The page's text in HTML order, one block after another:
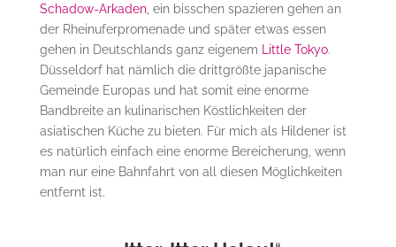
Schadow-Arkaden, ein bisschen spazieren gehen an
der Rheinuferpromenade und später etwas essen
gehen in Deutschlands ganz eigenem
Little Tokyo.
Düsseldorf hat nämlich die drittgrößte japanische
Gemeinde Europas und hat somit eine enorme
Bandbreite an kulinarischen Köstlichkeiten der
asiatischen Küche zu bieten. Für mich als Hildener ist
es natürlich einfach eine enorme Bereicherung, wenn
man nur eine Bahnfahrt von all diesen Möglichkeiten
entfernt ist.